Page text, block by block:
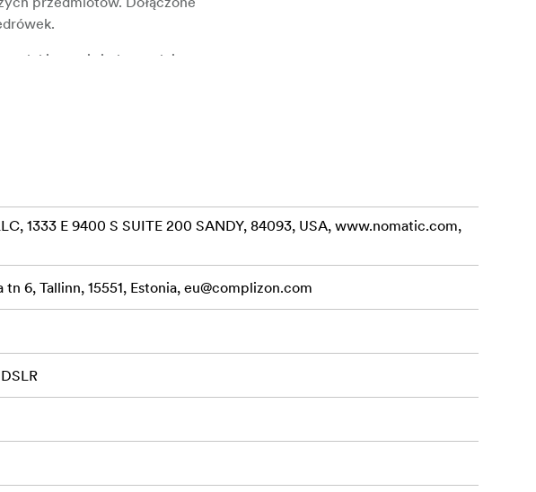
kieszeni siatkowych i
1333 E 9400 S SUITE 200 SANDY, 84093, USA, www.nomatic.com,
6, Tallinn, 15551, Estonia, eu@complizon.com